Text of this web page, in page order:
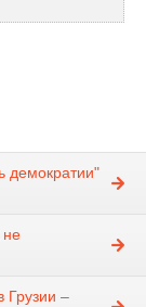
демократии"
–